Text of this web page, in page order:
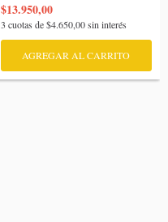
$13.950,00
3 cuotas de$4.650,00sin interés
AGREGAR AL CARRITO